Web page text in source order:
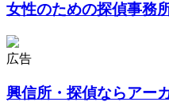
女性のための探偵事務
広告
興信所・探偵ならアー